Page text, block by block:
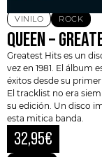
VINILO ROCK
QUEEN –
Greatest Hits es un
vez en 1981. El álbum
éxitos desde su primer
El tracklist no era
su edición. Un disco
esta mitica banda.
32,95€